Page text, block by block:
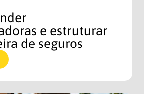
e estruturar
de seguros